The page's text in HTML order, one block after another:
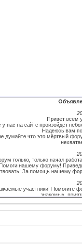
Привет всем
у нас на сайте произойдёт
Надеюсь вам
думайте что это мёртвый
только, только начал
Помоги нашему форуму!
За помощь нашему
участники! Помогите
знакомых,